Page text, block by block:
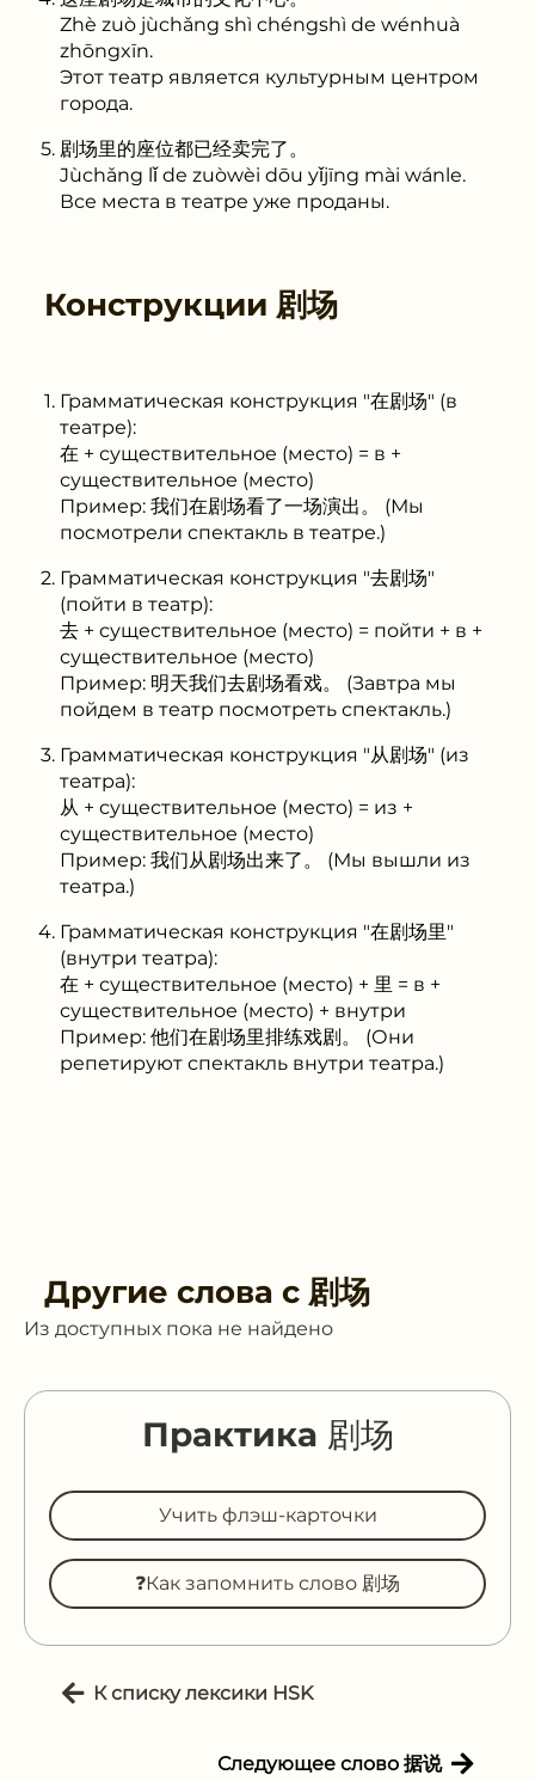
Zhè zuò jùchǎng shì chéngshì de wénhuà
zhōngxīn.
Этот театр является культурным центром
города.
剧场里的座位都已经卖完了。
Jùchǎng lǐ de zuòwèi dōu yǐjīng mài wánle.
Все места в театре уже проданы.
Конструкции 剧场
Грамматическая конструкция "在剧场" (в
театре):
在 + существительное (место) = в +
существительное (место)
Пример: 我们在剧场看了一场演出。 (Мы
посмотрели спектакль в театре.)
Грамматическая конструкция "去剧场"
(пойти в театр):
去 + существительное (место) = пойти + в +
существительное (место)
Пример: 明天我们去剧场看戏。 (Завтра мы
пойдем в театр посмотреть спектакль.)
Грамматическая конструкция "从剧场" (из
театра):
从 + существительное (место) = из +
существительное (место)
Пример: 我们从剧场出来了。 (Мы вышли из
театра.)
Грамматическая конструкция "在剧场里"
(внутри театра):
在 + существительное (место) + 里 = в +
существительное (место) + внутри
Пример: 他们在剧场里排练戏剧。 (Они
репетируют спектакль внутри театра.)
Другие слова с 剧场
Из доступных пока не найдено
Практика 剧场
Учить флэш-карточки
❓Как запомнить слово 剧场
К списку лексики HSK
Следующее слово 据说